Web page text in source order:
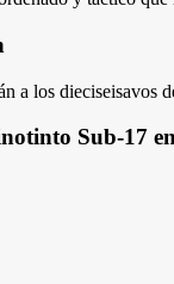
a los dieciseisavos
Sub-17